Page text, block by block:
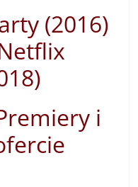
(2016)
i